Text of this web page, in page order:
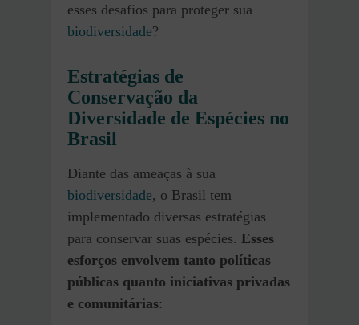
esses desafios para proteger sua
biodiversidade?
Estratégias de
Conservação da
Diversidade de Espécies no
Brasil
Diante das ameaças à sua
biodiversidade, o Brasil tem
implementado diversas estratégias
para conservar suas espécies. Esses
esforços envolvem tanto políticas
públicas quanto iniciativas privadas
e comunitárias: